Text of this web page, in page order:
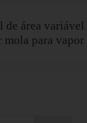
de área variável
mola para vapor